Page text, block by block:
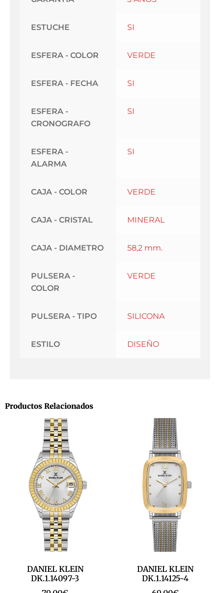
ESTUCHE SI
ESFERA - COLOR VERDE
ESFERA - FECHA SI
ESFERA -
CRONOGRAFO
SI
ESFERA -
ALARMA
SI
CAJA - COLOR VERDE
CAJA - CRISTAL MINERAL
CAJA - DIAMETRO 58,2 mm.
PULSERA -
COLOR
VERDE
PULSERA - TIPO SILICONA
ESTILO DISEÑO
Productos Relacionados
DANIEL KLEIN
DK.1.14097-3
DANIEL KLEIN
DK.1.14125-4